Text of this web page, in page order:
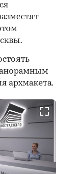
архмакета.